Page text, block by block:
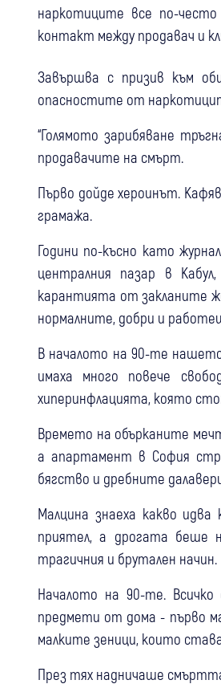
наркотиците все по-често
контакт между продавач и
Завършва с призив към
опасностите от
“Голямото зарибяване
продавачите на смърт.
Първо дойде хероинът.
грамажа.
Години по-късно като
централния пазар в
карантията от закланите
нормалните, добри и
В началото на 90-те
имаха много повече
хиперинфлацията, която
Времето на обърканите
а апартамент в София
бягство и дребните
Малцина знаеха какво
приятел, а дрогата беше
трагичния и брутален начин.
Началото на 90-те.
предмети от дома - първо
малките зеници, които
През тях надничаше